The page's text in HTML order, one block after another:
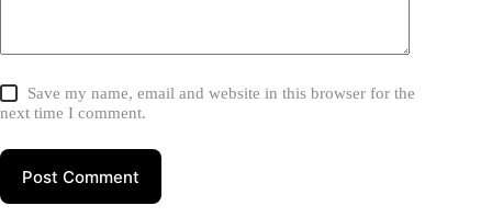
Save my name, email and website in this browser for the
next time I comment.
Post Comment